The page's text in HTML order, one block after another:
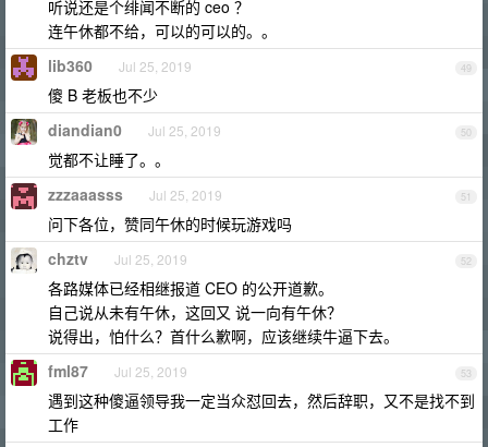
听说还是个绯闻不断的 ceo ？
连午休都不给，可以的可以的。。
49
lib360 Jul 25, 2019
傻 B 老板也不少
50
diandian0 Jul 25, 2019
觉都不让睡了。。
51
zzzaaasss Jul 25, 2019
问下各位，赞同午休的时候玩游戏吗
52
chztv Jul 25, 2019
各路媒体已经相继报道 CEO 的公开道歉。
自己说从未有午休，这回又 说一向有午休？
说得出，怕什么？首什么歉啊，应该继续牛逼下去。
53
fml87 Jul 25, 2019
遇到这种傻逼领导我一定当众怼回去，然后辞职，又不是找不到
工作